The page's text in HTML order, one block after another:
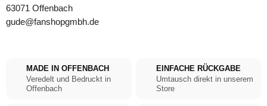
63071 Offenbach
gude@fanshopgmbh.de
MADE IN OFFENBACH
Veredelt und Bedruckt in
Offenbach
EINFACHE RÜCKGABE
Umtausch direkt in unserem
Store